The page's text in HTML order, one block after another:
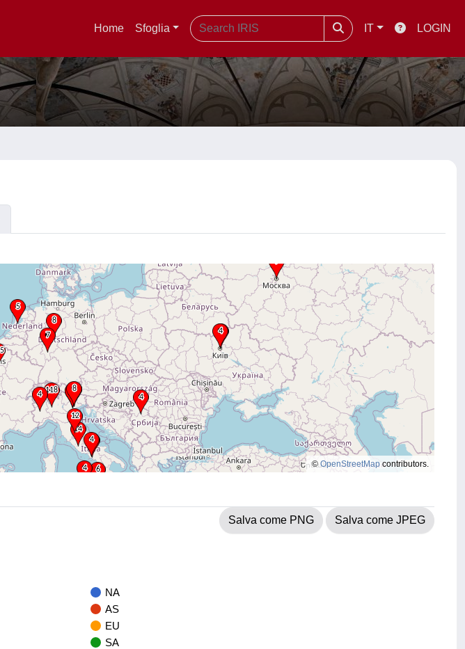
Home Sfoglia IT LOGIN
©OpenStreetMapcontributors.
Salva come PNG Salva come JPEG
NA
AS
EU
SA